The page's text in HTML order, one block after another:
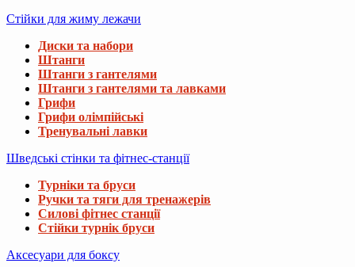
Стійки для жиму лежачи
Диски та набори
Штанги
Штанги з гантелями
Штанги з гантелями та лавками
Грифи
Грифи олімпійські
Тренувальні лавки
Шведські стінки та фітнес-станції
Турніки та бруси
Ручки та тяги для тренажерів
Силові фітнес станції
Стійки турнік бруси
Аксесуари для боксу